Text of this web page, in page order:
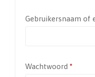
Gebruikersnaam of
Wachtwoord *Vereist